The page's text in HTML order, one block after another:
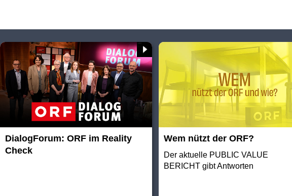
DialogForum: ORF im Reality
Check
Wem nützt der ORF?
Der aktuelle PUBLIC VALUE
BERICHT gibt Antworten